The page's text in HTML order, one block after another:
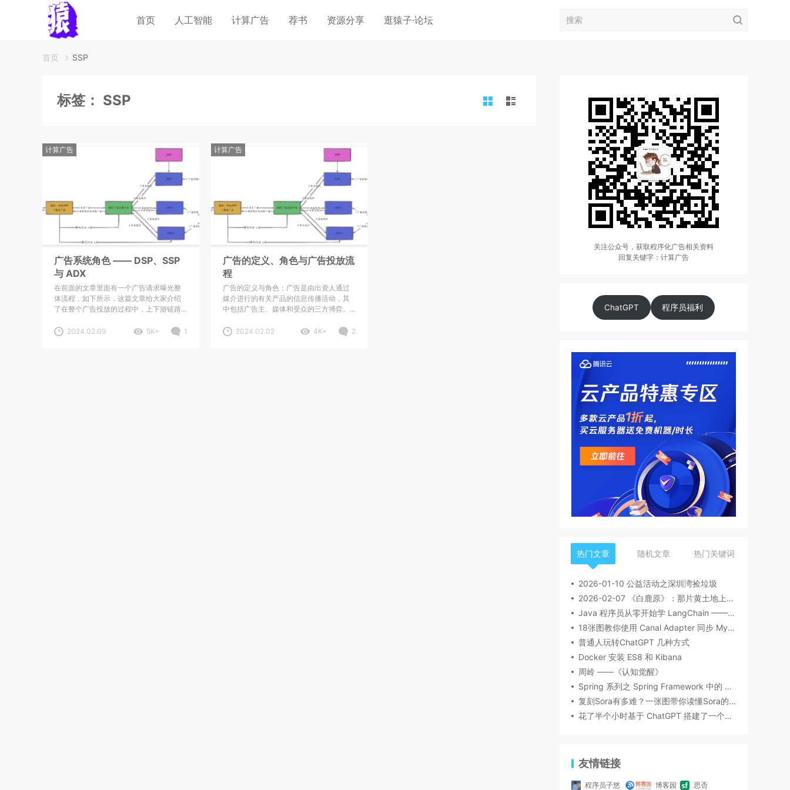
首页 人工智能 计算广告 荐书 资源分享 逛猿子·论坛
首页 SSP
标签： SSP
计算广告
广告系统角色 —— DSP、SSP
与 ADX
在前面的文章里面有一个广告请求曝光整
体流程，如下所示，这篇文章给大家介绍
了在整个广告投放的过程中，上下游链路
2024.02.09
5K+ 1
计算广告
广告的定义、角色与广告投放流
程
广告的定义与角色：广告是由出资人通过
媒介进行的有关产品的信息传播活动，其
中包括广告主、媒体和受众的三方博弈。
普通用户。
2024.02.02 4K+ 2
关注公众号，获取程序化广告相关资料
回复关键字：计算广告
ChatGPT 程序员福利
热门文章 随机文章 热门关键词
2026-01-10 公益活动之深圳湾捡垃圾
2026-02-07 《白鹿原》：那片黄土地上的众生相
Java 程序员从零开始学 LangChain —— 03 提示词组件
18张图教你使用 Canal Adapter 同步 MySQL 数据到 ES8，建议收藏！
普通人玩转ChatGPT 几种方式
Docker 安装 ES8 和 Kibana
周岭 ——《认知觉醒》
Spring 系列之 Spring Framework 中的 Bean
复刻Sora有多难？一张图带你读懂Sora的技术路径
花了半个小时基于 ChatGPT 搭建了一个微信机器人，内含详细搭建流程
友情链接
程序员子悠 博客园 思否